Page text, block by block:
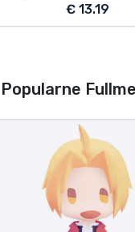
€ 13.19
Popularne